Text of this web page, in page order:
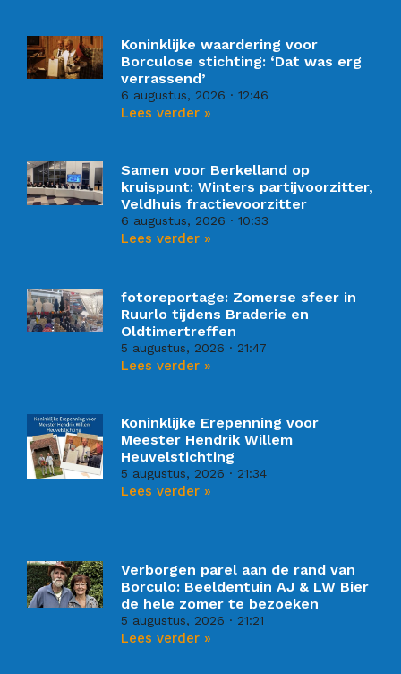
Koninklijke waardering voor
Borculose stichting: ‘Dat was erg
verrassend’
6 augustus, 2026 12:46
Lees verder »
Samen voor Berkelland op
kruispunt: Winters partijvoorzitter,
Veldhuis fractievoorzitter
6 augustus, 2026 10:33
Lees verder »
fotoreportage: Zomerse sfeer in
Ruurlo tijdens Braderie en
Oldtimertreffen
5 augustus, 2026 21:47
Lees verder »
Koninklijke Erepenning voor
Meester Hendrik Willem
Heuvelstichting
5 augustus, 2026 21:34
Lees verder »
Verborgen parel aan de rand van
Borculo: Beeldentuin AJ & LW Bier
de hele zomer te bezoeken
5 augustus, 2026 21:21
Lees verder »